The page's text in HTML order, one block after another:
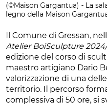
(©Maison Gargantua) - La
legno della Maison
Il Comune di Gressan,
Atelier BoiSculpture
edizione del corso di
maestro artigiano Dario
valorizzazione di una
territorio. Il percorso
complessiva di 50 ore, si